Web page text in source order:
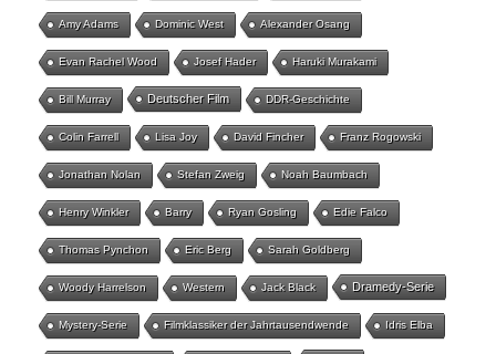
Amy Adams Dominic West Alexander Osang
Evan Rachel Wood Josef Hader Haruki Murakami
Bill Murray Deutscher Film DDR-Geschichte
Colin Farrell Lisa Joy David Fincher Franz Rogowski
Jonathan Nolan Stefan Zweig Noah Baumbach
Henry Winkler Barry Ryan Gosling Edie Falco
Thomas Pynchon Eric Berg Sarah Goldberg
Woody Harrelson Western Jack Black Dramedy-Serie
Mystery-Serie Filmklassiker der Jahrtausendwende Idris Elba